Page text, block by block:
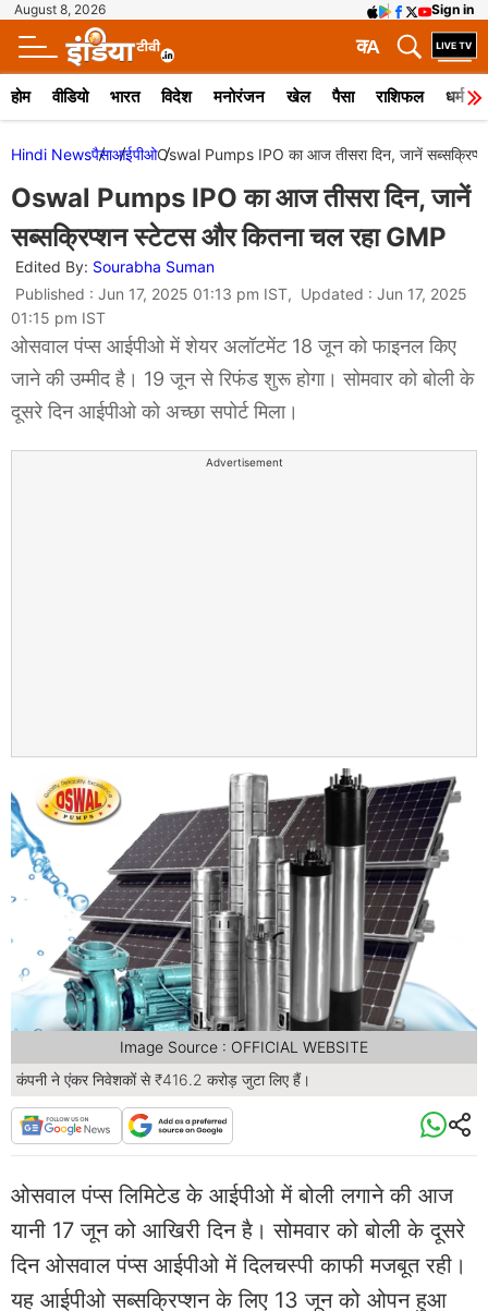
August 8, 2026 Sign in
A
क
होम वीडियो भारत विदेश मनोरंजन खेल पैसा राशिफल धर्म
Hindi NewsपैसाआईपीओOswal Pumps IPO का आज तीसरा दिन, जानें
Oswal Pumps IPO का आज तीसरा दिन, जानें
सब्सक्रिप्शन स्टेटस और कितना चल रहा GMP
Edited By: Sourabha Suman
Published : Jun 17, 2025 01:13 pm IST, Updated : Jun 17, 2025
01:15 pm IST
ओसवाल पंप्स आईपीओ में शेयर अलॉटमेंट 18 जून को फाइनल किए
जाने की उम्मीद है। 19 जून से रिफंड शुरू होगा। सोमवार को बोली के
दूसरे दिन आईपीओ को अच्छा सपोर्ट मिला।
Advertisement
कंपनी ने एंकर निवेशकों से ₹416.2 करोड़ जुटा लिए हैं।
Image Source : OFFICIAL WEBSITE
ओसवाल पंप्स लिमिटेड के आईपीओ में बोली लगाने की आज
यानी 17 जून को आखिरी दिन है। सोमवार को बोली के दूसरे
दिन ओसवाल पंप्स आईपीओ में दिलचस्पी काफी मजबूत रही।
यह आईपीओ सब्सक्रिप्शन के लिए 13 जून को ओपन हुआ